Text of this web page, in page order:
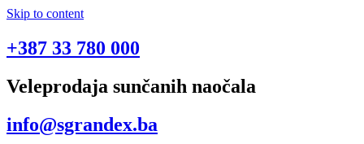
Skip to content
+387 33 780 000
Veleprodaja sunčanih naočala
info@sgrandex.ba